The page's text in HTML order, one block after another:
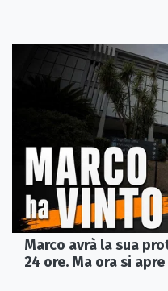
Marco avrà la sua
24 ore. Ma ora si